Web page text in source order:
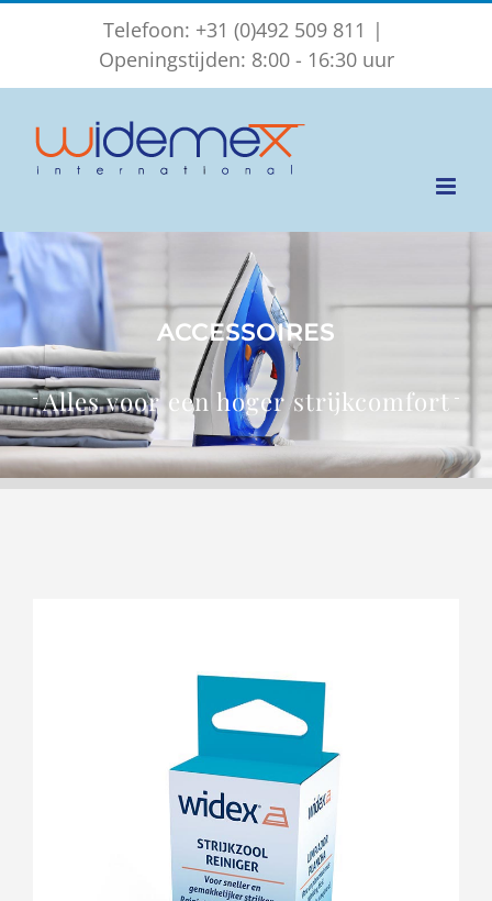
Telefoon: +31 (0)492 509 811 |
Openingstijden: 8:00 - 16:30 uur
ACCESSOIRES
Alles voor een hoger strijkcomfort